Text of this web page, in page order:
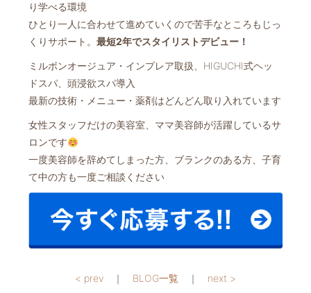
り学べる環境
ひとり一人に合わせて進めていくので苦手なところもじっ
くりサポート。最短2年でスタイリストデビュー！
ミルボンオージュア・インプレア取扱、HIGUCHI式ヘッ
ドスパ、頭浸欲スパ導入
最新の技術・メニュー・薬剤はどんどん取り入れています
女性スタッフだけの美容室、ママ美容師が活躍しているサ
ロンです
一度美容師を辞めてしまった方、ブランクのある方、子育
て中の方も一度ご相談ください
< prev ｜ BLOG一覧 ｜ next >